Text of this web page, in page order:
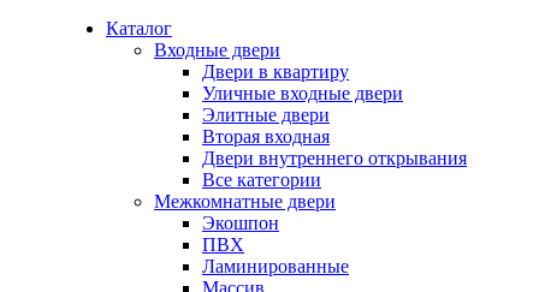
Каталог
Входные двери
Двери в квартиру
Уличные входные двери
Элитные двери
Вторая входная
Двери внутреннего открывания
Все категории
Межкомнатные двери
Экошпон
ПВХ
Ламинированные
Массив